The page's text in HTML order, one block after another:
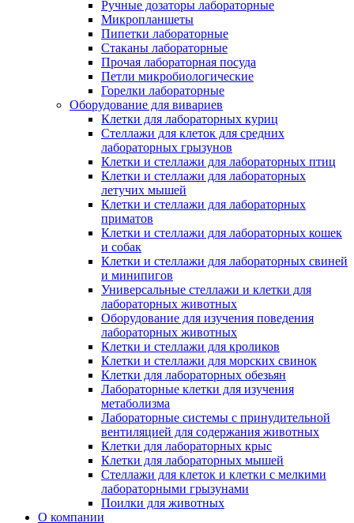
Ручные дозаторы лабораторные
Микропланшеты
Пипетки лабораторные
Стаканы лабораторные
Прочая лабораторная посуда
Петли микробиологические
Горелки лабораторные
Оборудование для вивариев
Клетки для лабораторных куриц
Стеллажи для клеток для средних
лабораторных грызунов
Клетки и стеллажи для лабораторных птиц
Клетки и стеллажи для лабораторных
летучих мышей
Клетки и стеллажи для лабораторных
приматов
Клетки и стеллажи для лабораторных кошек
и собак
Клетки и стеллажи для лабораторных свиней
и минипигов
Универсальные стеллажи и клетки для
лабораторных животных
Оборудование для изучения поведения
лабораторных животных
Клетки и стеллажи для кроликов
Клетки и стеллажи для морских свинок
Клетки для лабораторных обезьян
Лабораторные клетки для изучения
метаболизма
Лабораторные системы с принудительной
вентиляцией для содержания животных
Клетки для лабораторных крыс
Клетки для лабораторных мышей
Стеллажи для клеток и клетки с мелкими
лабораторными грызунами
Поилки для животных
О компании